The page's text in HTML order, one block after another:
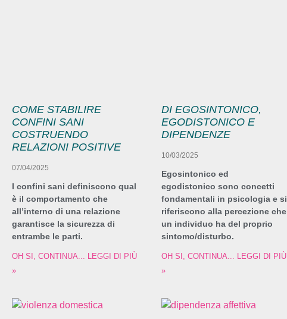
COME STABILIRE
CONFINI SANI
COSTRUENDO
RELAZIONI POSITIVE
07/04/2025
I confini sani definiscono qual
è il comportamento che
all’interno di una relazione
garantisce la sicurezza di
entrambe le parti.
OH SI, CONTINUA... LEGGI DI PIÙ
»
DI EGOSINTONICO,
EGODISTONICO E
DIPENDENZE
10/03/2025
Egosintonico ed
egodistonico sono concetti
fondamentali in psicologia e si
riferiscono alla percezione che
un individuo ha del proprio
sintomo/disturbo.
OH SI, CONTINUA... LEGGI DI PIÙ
»